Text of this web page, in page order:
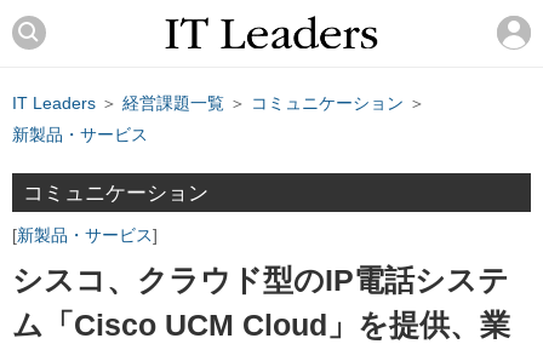
IT Leaders ＞ 経営課題一覧 ＞ コミュニケーション ＞
新製品・サービス
コミュニケーション
新製品・サービス
シスコ、クラウド型のIP電話システ
ム「Cisco UCM Cloud」を提供、業